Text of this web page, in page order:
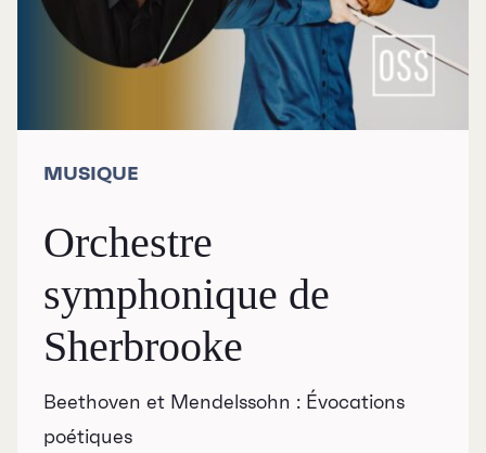
MUSIQUE
Orchestre
symphonique de
Sherbrooke
Beethoven et Mendelssohn : Évocations
poétiques